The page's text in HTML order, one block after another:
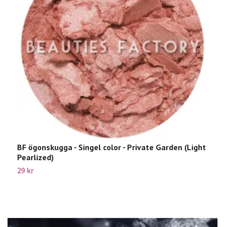
BF ögonskugga - Singel color - Private Garden (Light
Pearlized)
29 kr